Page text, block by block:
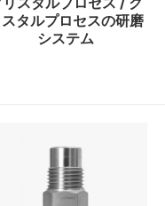
スタルプロセスの研磨
システム